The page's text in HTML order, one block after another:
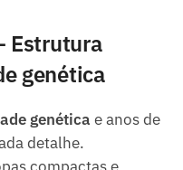
Estrutura
genética
genética e anos de
detalhe.